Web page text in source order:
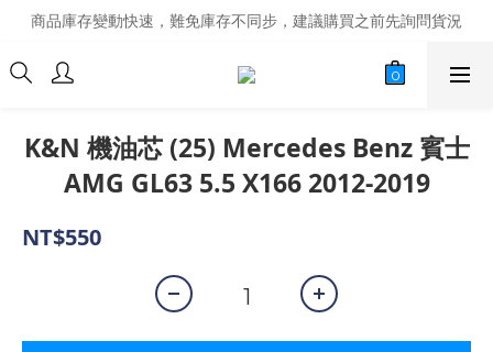
商品庫存變動快速，難免庫存不同步，建議購買之前先詢問貨況
商品庫存變動快速，難免庫存不同步，建議購買之前先詢問貨況
經營超過20年的改裝老字號，安全有保障
K&N 機油芯 (25) Mercedes Benz 賓士
AMG GL63 5.5 X166 2012-2019
NT$550